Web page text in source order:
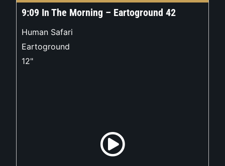
9:09 In The Morning – Eartoground 42
Human Safari
Eartoground
12"